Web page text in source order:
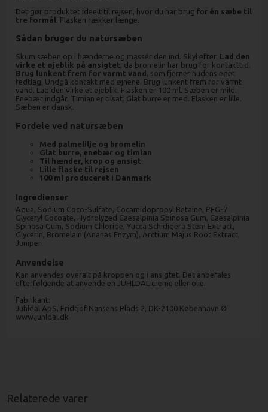
Det gør produktet ideelt til rejsen, hvor du har brug for én sæbe til
tre formål. Flasken rækker længe.
Sådan bruger du natursæben
Skum sæben op i hænderne og massér den ind. Skyl efter. Lad den
virke et øjeblik på ansigtet, da bromelin har brug for kontakttid.
Brug lunkent frem for varmt vand , som fjerner hudens eget
fedtlag. Undgå kontakt med øjnene. Brug lunkent frem for varmt
vand. Lad den virke et øjeblik. Flasken er 100 ml. Sæben er mild.
Enebær indgår. Timian er tilsat. Glat burre er med. Flasken er lille.
Sæben er dansk.
Fordele ved natursæben
Med palmelilje og bromelin
Glat burre, enebær og timian
Til hænder, krop og ansigt
Lille flaske til rejsen
100 ml produceret i Danmark
Ingredienser
Aqua, Sodium Coco-Sulfate, Cocamidopropyl Betaine, PEG-7
Glyceryl Cocoate, Hydrolyzed Caesalpinia Spinosa Gum, Caesalpinia
Spinosa Gum, Sodium Chloride, Yucca Schidigera Stem Extract,
Glycerin, Bromelain (Ananas Enzym), Arctium Majus Root Extract,
Juniper
Anvendelse
Kan anvendes overalt på kroppen og i ansigtet. Det anbefales
efterfølgende at anvende en JUHLDAL creme eller olie.
Fabrikant:
Juhldal ApS, Fridtjof Nansens Plads 2, DK-2100 København Ø
www.juhldal.dk
Relaterede varer